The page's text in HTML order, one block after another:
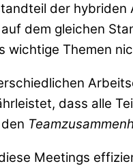
der
dem gleichen
wichtige Themen
dass alle
Meetings